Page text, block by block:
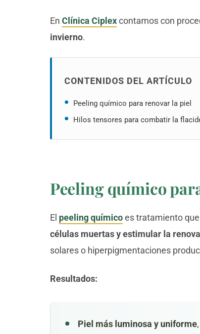
En Clínica Ciplexcontamos con
invierno.
CONTENIDOS DEL ARTÍCULO
Peeling químico para renovar la piel
Hilos tensores para combatir la
Peeling químico
El peeling químicoes tratamiento que
células muertas y estimular la
solares o hiperpigmentaciones
Resultados:
Piel más luminosa y uniforme